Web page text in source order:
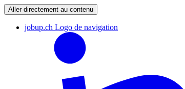
Aller directement au contenu
jobup.ch Logo de navigation